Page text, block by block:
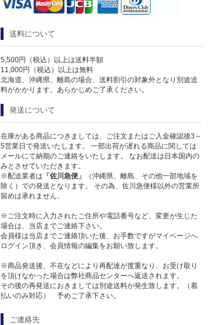
送料について
5,500円（税込）以上は送料半額
11,000円（税込）以上は無料
北海道、沖縄県、離島の場合、送料割引の対象外となり別途送
料がかかります。あらかじめご了承ください。
発送について
在庫がある商品につきましては、ご注文またはご入金確認後3～
5営業日で発送いたします。 一部出荷が遅れる商品に関しては
メールにて納期のご連絡をいたします。 なお配送は日本国内の
みとさせていただきます。
※配送業者は 「佐川急便」
（沖縄県、離島、その他一部地域を
除く）での発送となります。 その為、佐川急便様以外の営業所
留めは承れません。
※ご注文時に入力されたご住所や電話番号など、変更が生じた
場合は、当店までご連絡下さい。
会員様は当店までご連絡頂いた後、お手数ですがマイページへ
ログイン頂き、会員情報の編集をお願い致します。
※商品発送後、不在などにより再配達が度重なり、お受け取り
を頂けなかった場合は弊社商品センターへ返送されます。
その後の再発送におきましては別途送料が発生致します。（着
払いのみ対応） 予めご了承下さい。
ご連絡先